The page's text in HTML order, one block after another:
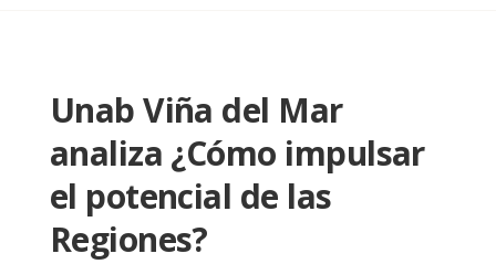
Unab Viña del Mar
analiza ¿Cómo impulsar
el potencial de las
Regiones?